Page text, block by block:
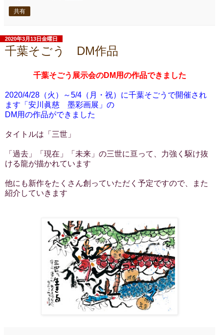
共有
2020年3月13日金曜日
千葉そごう DM作品
千葉そごう展示会のDM用の作品できました
2020/4/28（火）～5/4（月・祝）に千葉そごうで開催され
ます「安川眞慈 墨彩画展」の
DM用の作品ができました
タイトルは「三世」
「過去」「現在」「未来」の三世に亘って、力強く駆け抜
ける龍が描かれています
他にも新作をたくさん創っていただく予定ですので、また
紹介していきます